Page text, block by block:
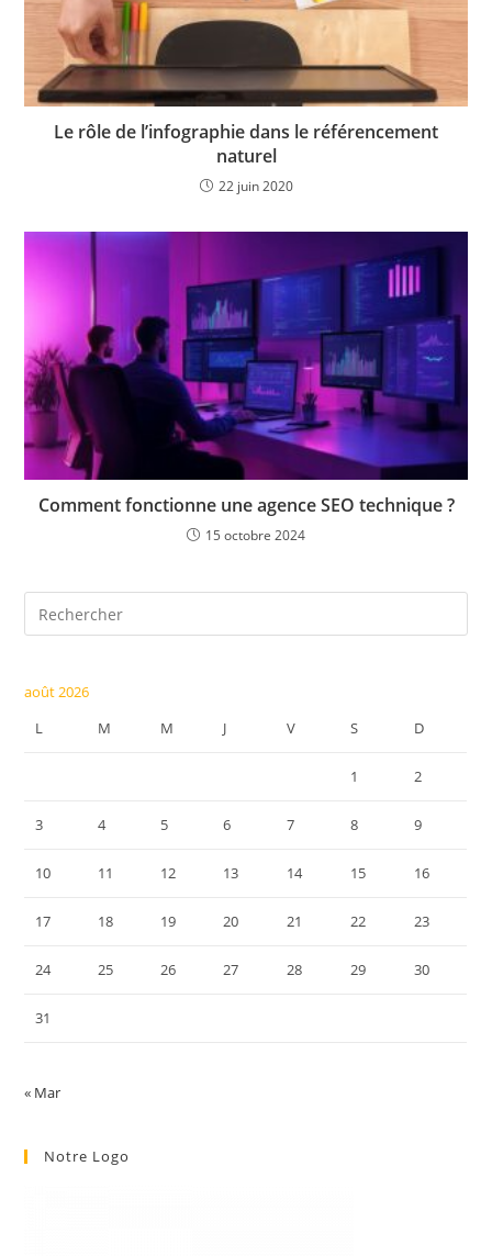
Le rôle de l’infographie dans le référencement
naturel
22 juin 2020
Comment fonctionne une agence SEO technique ?
15 octobre 2024
août 2026
L
M M J V S D
1 2
3 4 5 6 7 8 9
10 11 12 13 14 15 16
17 18 19 20 21 22 23
24 25 26 27 28 29 30
31
« Mar
Notre Logo